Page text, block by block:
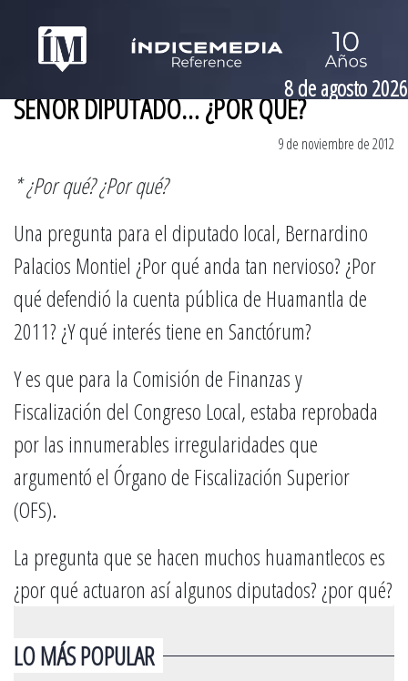
8 de agosto 2026
SEÑOR DIPUTADO… ¿POR QUÉ?
9 de noviembre de 2012
* ¿Por qué? ¿Por qué?
Una pregunta para el diputado local, Bernardino
Palacios Montiel ¿Por qué anda tan nervioso? ¿Por
qué defendió la cuenta pública de Huamantla de
2011? ¿Y qué interés tiene en Sanctórum?
Y es que para la Comisión de Finanzas y
Fiscalización del Congreso Local, estaba reprobada
por las innumerables irregularidades que
argumentó el Órgano de Fiscalización Superior
(OFS).
La pregunta que se hacen muchos huamantlecos es
¿por qué actuaron así algunos diputados? ¿por qué?
LO MÁS POPULAR